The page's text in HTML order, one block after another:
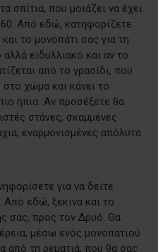
σπίτια, που μοιάζει να έχει
Από εδώ, κατηφορίζετε
το μονοπάτι σας για τη
αλλά ειδυλλιακό και αν το
από το γρασίδι, που
χώμα και κάνει το
ήπιο. Αν προσέξετε θα
στάνες, σκαμμένες
εναρμονισμένες απόλυτα
για να δείτε
εδώ, ξεκινά και το
σας, προς τον Δρυό. Θα
μέσω ενός μονοπατιού
από τη ρεματιά, που θα σας